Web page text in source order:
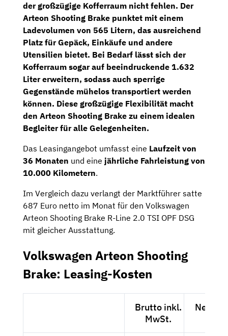
der großzügige Kofferraum nicht fehlen. Der
Arteon Shooting Brake punktet mit einem
Ladevolumen von 565 Litern, das ausreichend
Platz für Gepäck, Einkäufe und andere
Utensilien bietet. Bei Bedarf lässt sich der
Kofferraum sogar auf beeindruckende 1.632
Liter erweitern, sodass auch sperrige
Gegenstände mühelos transportiert werden
können. Diese großzügige Flexibilität macht
den Arteon Shooting Brake zu einem idealen
Begleiter für alle Gelegenheiten.
Das Leasingangebot umfasst eine Laufzeit von
36 Monaten und eine jährliche Fahrleistung von
10.000 Kilometern.
Im Vergleich dazu verlangt der Marktführer satte
687 Euro netto im Monat für den Volkswagen
Arteon Shooting Brake R-Line 2.0 TSI OPF DSG
mit gleicher Ausstattung.
Volkswagen Arteon Shooting
Brake: Leasing-Kosten
Brutto inkl.
MwSt.
Netto